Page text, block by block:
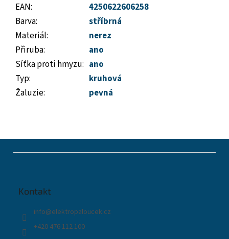
EAN:
4250622606258
Barva:
stříbrná
Materiál:
nerez
Přiruba:
ano
Síťka proti hmyzu: ano
Typ:
kruhová
Žaluzie: pevná
Kontakt
info@elektropaloucek.cz
+420 476 112 100